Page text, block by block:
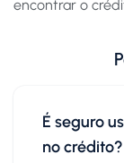
encontrar o
É seguro
no crédito?